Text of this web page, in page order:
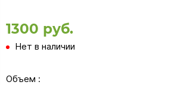
1300 руб.
Нет в наличии
Объем :